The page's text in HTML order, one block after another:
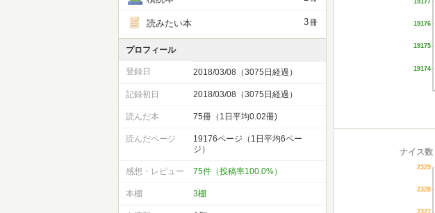
19174
19175
19176
19177
2328
2329
ナイス数
読みたい本 3冊
プロフィール
登録日 2018/03/08（3075日経過）
記録初日 2018/03/08（3075日経過）
読んだ本 75冊（1日平均0.02冊)
読んだページ
19176ページ（1日平均6ペー
ジ）
感想・レビュー 75件（投稿率100.0%）
本棚 3棚